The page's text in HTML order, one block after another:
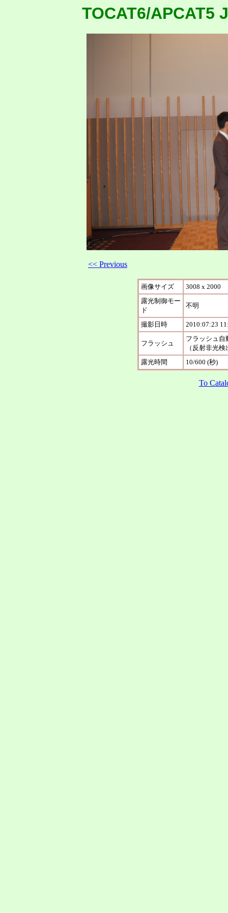
TOCAT6/APCAT5
<< Previous
画像サイズ
3008 x 2000
露光制御モー
ド
不明
撮影日時 2010:07:23
フラッシュ
フラッシュ自
（反射非光検
露光時間
10/600 (秒)
To